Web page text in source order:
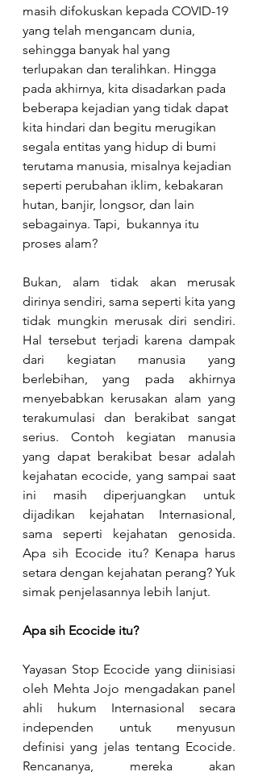
masih difokuskan kepada COVID-19
yang telah mengancam dunia,
sehingga banyak hal yang
terlupakan dan teralihkan. Hingga
pada akhirnya, kita disadarkan pada
beberapa kejadian yang tidak dapat
kita hindari dan begitu merugikan
segala entitas yang hidup di bumi
terutama manusia, misalnya kejadian
seperti perubahan iklim, kebakaran
hutan, banjir, longsor, dan lain
sebagainya. Tapi,  bukannya itu
proses alam?
Bukan, alam tidak akan merusak
dirinya sendiri, sama seperti kita yang
tidak mungkin merusak diri sendiri.
Hal tersebut terjadi karena dampak
dari kegiatan manusia yang
berlebihan, yang pada akhirnya
menyebabkan kerusakan alam yang
terakumulasi dan berakibat sangat
serius. Contoh kegiatan manusia
yang dapat berakibat besar adalah
kejahatan ecocide, yang sampai saat
ini masih diperjuangkan untuk
dijadikan kejahatan Internasional,
sama seperti kejahatan genosida.
Apa sih Ecocide itu? Kenapa harus
setara dengan kejahatan perang? Yuk
simak penjelasannya lebih lanjut.
Apa sih Ecocide itu?
Yayasan Stop Ecocide yang diinisiasi
oleh Mehta Jojo mengadakan panel
ahli hukum Internasional secara
independen untuk menyusun
definisi yang jelas tentang Ecocide.
Rencananya, mereka akan